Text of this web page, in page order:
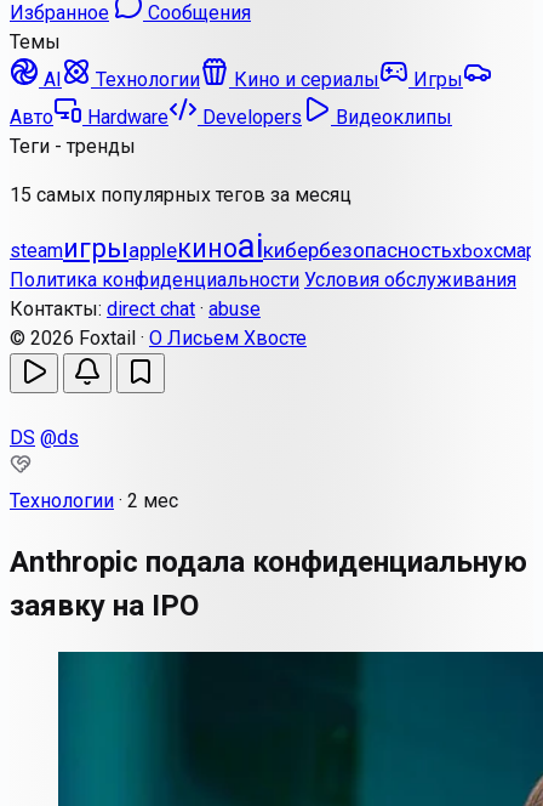
Избранное
Сообщения
Темы
AI
Технологии Кино и сериалы
Игры
Авто
Hardware Developers
Видеоклипы
Теги - тренды
15 самых популярных тегов за месяц
steamигрыappleкиноaiкибербезопасностьxbox
Политика конфиденциальности Условия обслуживания
Контакты: direct chat · abuse
© 2026 Foxtail · О Лисьем Хвосте
DS @ds
Технологии · 2 мес
Anthropic подала конфиденциальную
заявку на IPO